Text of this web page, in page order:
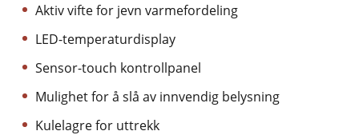
Aktiv vifte for jevn varmefordeling
LED-temperaturdisplay
Sensor-touch kontrollpanel
Mulighet for å slå av innvendig belysning
Kulelagre for uttrekk